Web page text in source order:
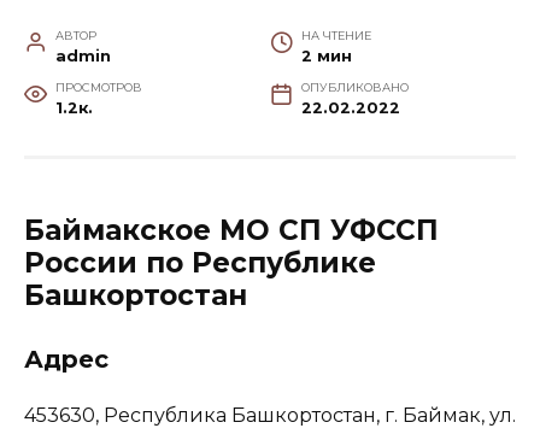
АВТОР
admin
НА ЧТЕНИЕ
2 мин
ПРОСМОТРОВ
1.2к.
ОПУБЛИКОВАНО
22.02.2022
Баймакское МО СП УФССП
России по Республике
Башкортостан
Адрес
453630, Республика Башкортостан, г. Баймак, ул.